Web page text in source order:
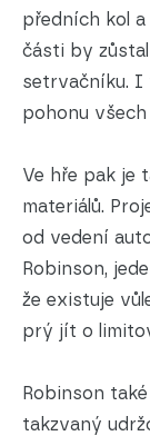
předních kol
části by
setrvačníku. I
pohonu
Ve hře pak je
materiálů.
od vedení
Robinson,
že existuje
prý jít o
Robinson
takzvaný